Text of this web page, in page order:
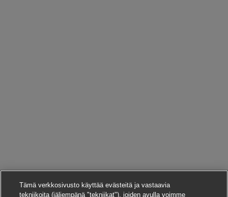
Tämä verkkosivusto käyttää evästeitä ja vastaavia
tekniikoita (jäljempänä "tekniikat"), joiden avulla voimme